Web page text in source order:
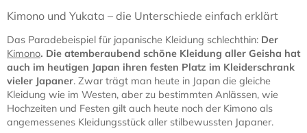
Kimono und Yukata – die Unterschiede einfach erklärt
Das Paradebeispiel für japanische Kleidung schlechthin: Der
Kimono. Die atemberaubend schöne Kleidung aller Geisha hat
auch im heutigen Japan ihren festen Platz im Kleiderschrank
vieler Japaner. Zwar trägt man heute in Japan die gleiche
Kleidung wie im Westen, aber zu bestimmten Anlässen, wie
Hochzeiten und Festen gilt auch heute noch der Kimono als
angemessenes Kleidungsstück aller stilbewussten Japaner.